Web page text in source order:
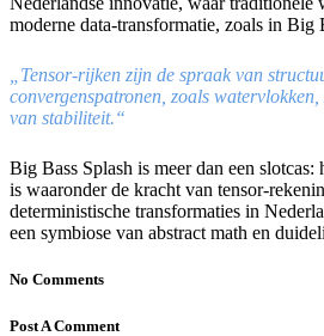
moderne data-transformatie, zoals in Big
„Tensor-rijken zijn de spraak van
convergenspatronen, zoals
van stabiliteit.“
Big Bass Splash is meer dan een slotcas:
is waaronder de kracht van tensor-
deterministische transformaties in
een symbiose van abstract math en
No Comments
Post A Comment